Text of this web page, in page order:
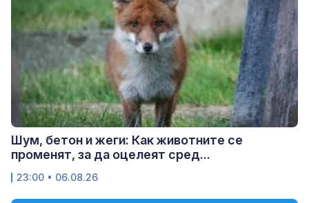
Шум, бетон и жеги: Как животните се
променят, за да оцелеят сред...
23:00 • 06.08.26